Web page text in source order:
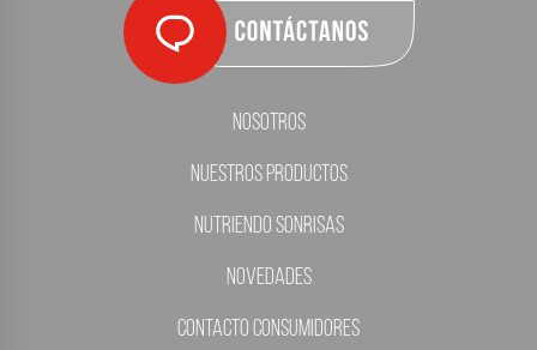
Nosotros
Nuestros Productos
Nutriendo Sonrisas
Novedades
Contacto Consumidores